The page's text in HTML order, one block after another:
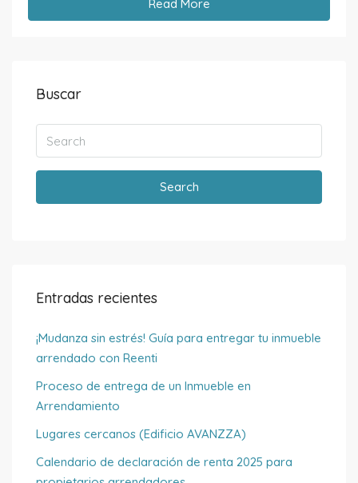
Read More
Buscar
Search
Entradas recientes
¡Mudanza sin estrés! Guía para entregar tu inmueble
arrendado con Reenti
Proceso de entrega de un Inmueble en
Arrendamiento
Lugares cercanos (Edificio AVANZZA)
Calendario de declaración de renta 2025 para